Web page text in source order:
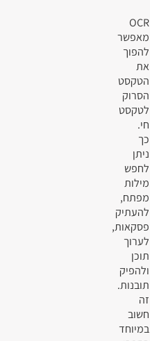
OCR
מאפשר
להפוך
את
הטקסט
הסרוק
לטקסט
חי.
כך
ניתן
לחפש
מילות
מפתח,
להעתיק
פסקאות,
לערוך
תוכן
ולהפיק
תובנות.
זה
חשוב
במיוחד